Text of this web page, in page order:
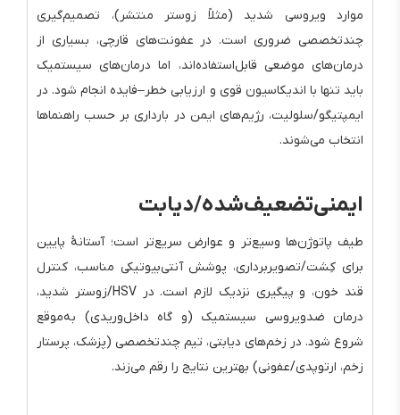
موارد ویروسی شدید (مثلاً زوستر منتشر)، تصمیم‌گیری
چندتخصصی ضروری است. در عفونت‌های قارچی، بسیاری از
درمان‌های موضعی قابل‌استفاده‌اند، اما درمان‌های سیستمیک
باید تنها با اندیکاسیون قوی و ارزیابی خطر–فایده انجام شود. در
ایمپتیگو/سلولیت، رژیم‌های ایمن در بارداری بر حسب راهنماها
انتخاب می‌شوند.
ایمنی‌تضعیف‌شده/دیابت
طیف پاتوژن‌ها وسیع‌تر و عوارض سریع‌تر است؛ آستانهٔ پایین
برای کِشت/تصویربرداری، پوشش آنتی‌بیوتیکی مناسب، کنترل
قند خون، و پیگیری نزدیک لازم است. در HSV/زوستر شدید،
درمان ضدویروسی سیستمیک (و گاه داخل‌وریدی) به‌موقع
شروع شود. در زخم‌های دیابتی، تیم چندتخصصی (پزشک، پرستار
زخم، ارتوپدی/عفونی) بهترین نتایج را رقم می‌زند.